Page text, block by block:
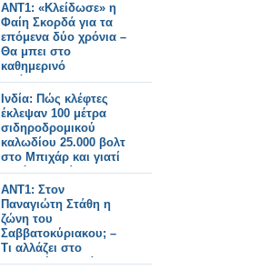
ANT1: «Κλείδωσε» η
Φαίη Σκορδά για τα
επόμενα δύο χρόνια –
Θα μπει στο
καθημερινό
πρόγραμμα;
Ινδία: Πώς κλέφτες
έκλεψαν 100 μέτρα
σιδηροδρομικού
καλωδίου 25.000 βολτ
στο Μπιχάρ και γιατί
αυτό συμβαίνει
συνεχώς.
ANT1: Στον
Παναγιώτη Στάθη η
ζώνη του
Σαββατοκύριακου; –
Τι αλλάζει στο
“Καλημέρα Ελλάδα”;